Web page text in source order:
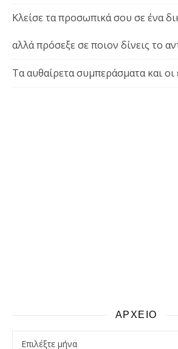
Κλείσε τα προσωπικά σου σε ένα
αλλά πρόσεξε σε ποιον δίνεις το
Τα αυθαίρετα συμπεράσματα και οι
ΑΡΧΕΙΟ